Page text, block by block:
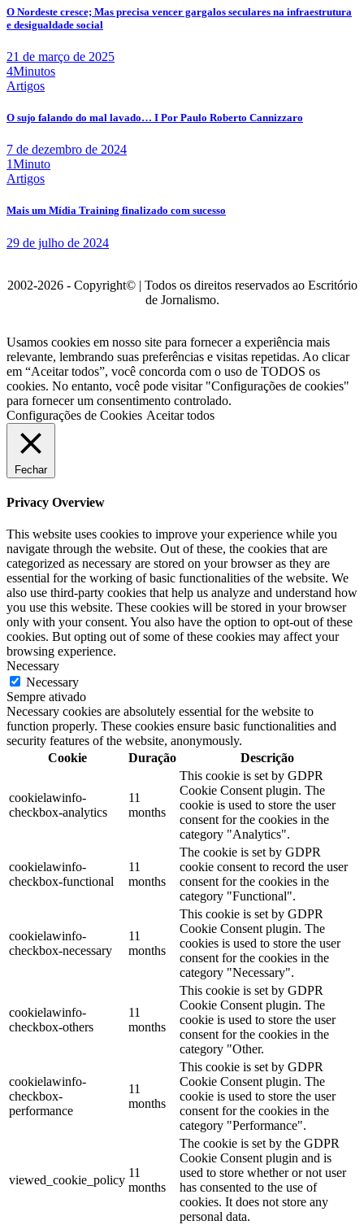
O Nordeste cresce; Mas precisa vencer gargalos seculares na infraestrutura
e desigualdade social
21 de março de 2025
4Minutos
Artigos
O sujo falando do mal lavado… I Por Paulo Roberto Cannizzaro
7 de dezembro de 2024
1Minuto
Artigos
Mais um Mídia Training finalizado com sucesso
29 de julho de 2024
2002-2026 - Copyright© | Todos os direitos reservados ao Escritório
de Jornalismo.
Usamos cookies em nosso site para fornecer a experiência mais
relevante, lembrando suas preferências e visitas repetidas. Ao clicar
em “Aceitar todos”, você concorda com o uso de TODOS os
cookies. No entanto, você pode visitar "Configurações de cookies"
para fornecer um consentimento controlado.
Configurações de Cookies Aceitar todos
Fechar
Privacy Overview
This website uses cookies to improve your experience while you
navigate through the website. Out of these, the cookies that are
categorized as necessary are stored on your browser as they are
essential for the working of basic functionalities of the website. We
also use third-party cookies that help us analyze and understand how
you use this website. These cookies will be stored in your browser
only with your consent. You also have the option to opt-out of these
cookies. But opting out of some of these cookies may affect your
browsing experience.
Necessary
Necessary
Sempre ativado
Necessary cookies are absolutely essential for the website to
function properly. These cookies ensure basic functionalities and
security features of the website, anonymously.
Cookie
Duração Descrição
cookielawinfo-
checkbox-analytics
11
months
This cookie is set by GDPR
Cookie Consent plugin. The
cookie is used to store the user
consent for the cookies in the
category "Analytics".
cookielawinfo-
checkbox-functional
11
months
The cookie is set by GDPR
cookie consent to record the user
consent for the cookies in the
category "Functional".
cookielawinfo-
checkbox-necessary
11
months
This cookie is set by GDPR
Cookie Consent plugin. The
cookies is used to store the user
consent for the cookies in the
category "Necessary".
cookielawinfo-
checkbox-others
11
months
This cookie is set by GDPR
Cookie Consent plugin. The
cookie is used to store the user
consent for the cookies in the
category "Other.
cookielawinfo-
checkbox-
performance
11
months
This cookie is set by GDPR
Cookie Consent plugin. The
cookie is used to store the user
consent for the cookies in the
category "Performance".
viewed_cookie_policy
11
months
The cookie is set by the GDPR
Cookie Consent plugin and is
used to store whether or not user
has consented to the use of
cookies. It does not store any
personal data.